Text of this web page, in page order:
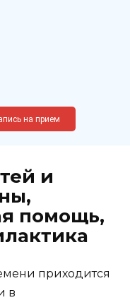
62, к12
на прием
и
помощь,
приходится
в